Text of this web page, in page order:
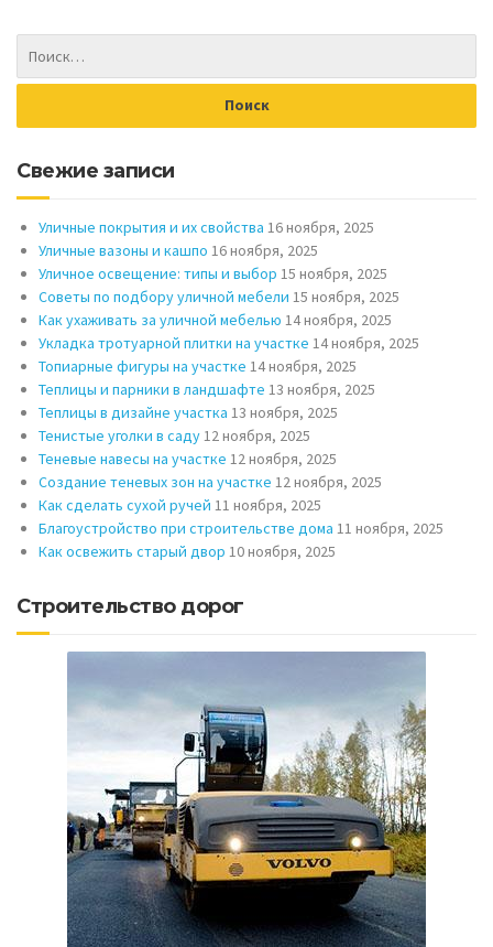
Свежие записи
Уличные покрытия и их свойства 16 ноября, 2025
Уличные вазоны и кашпо 16 ноября, 2025
Уличное освещение: типы и выбор 15 ноября, 2025
Советы по подбору уличной мебели 15 ноября, 2025
Как ухаживать за уличной мебелью 14 ноября, 2025
Укладка тротуарной плитки на участке 14 ноября, 2025
Топиарные фигуры на участке 14 ноября, 2025
Теплицы и парники в ландшафте 13 ноября, 2025
Теплицы в дизайне участка 13 ноября, 2025
Тенистые уголки в саду12 ноября, 2025
Теневые навесы на участке 12 ноября, 2025
Создание теневых зон на участке 12 ноября, 2025
Как сделать сухой ручей 11 ноября, 2025
Благоустройство при строительстве дома 11 ноября, 2025
Как освежить старый двор 10 ноября, 2025
Строительство дорог